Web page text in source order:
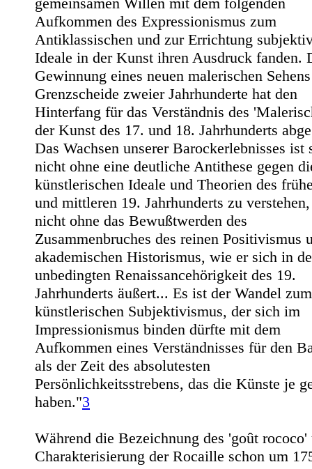
Aufkommen des Expressionismus zum
Antiklassischen und zur Errichtung
Ideale in der Kunst ihren Ausdruck fanden.
Gewinnung eines neuen malerischen
Grenzscheide zweier Jahrhunderte hat den
Hinterfang für das Verständnis des
der Kunst des 17. und 18. Jahrhunderts
Das Wachsen unserer Barockerlebnisses ist
nicht ohne eine deutliche Antithese gegen
künstlerischen Ideale und Theorien des
und mittleren 19. Jahrhunderts zu
nicht ohne das Bewußtwerden des
Zusammenbruches des reinen Positivismus
akademischen Historismus, wie er sich in
unbedingten Renaissancehörigkeit des 19.
Jahrhunderts äußert... Es ist der Wandel zum
künstlerischen Subjektivismus, der sich im
Impressionismus binden dürfte mit dem
Aufkommen eines Verständnisses für den
als der Zeit des absolutesten
Persönlichkeitsstrebens, das die Künste je
haben."3
Während die Bezeichnung des 'goût rococo'
Charakterisierung der Rocaille schon um